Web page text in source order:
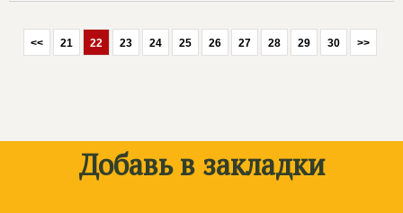
<< 21 22 23 24 25 26 27 28 29 30 >>
Добавь в закладки